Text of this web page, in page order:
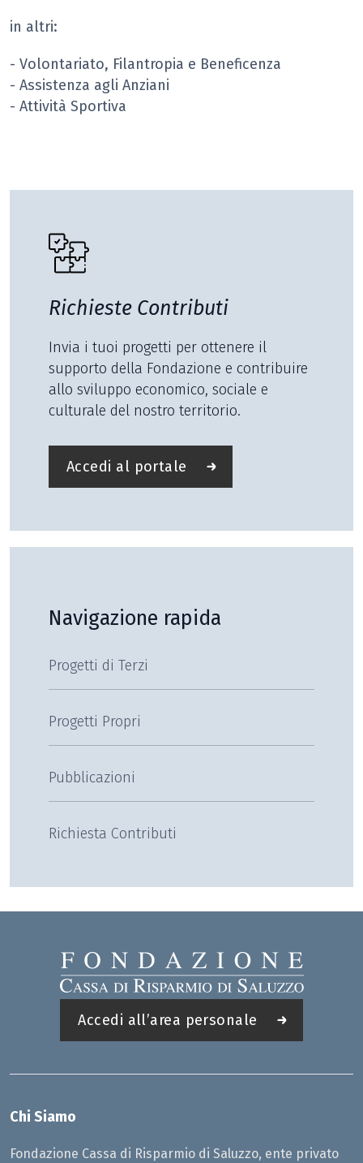
in altri:
- Volontariato, Filantropia e Beneficenza
- Assistenza agli Anziani
- Attività Sportiva
Richieste Contributi
Invia i tuoi progetti per ottenere il
supporto della Fondazione e contribuire
allo sviluppo economico, sociale e
culturale del nostro territorio.
Accedi al portale
Navigazione rapida
Progetti di Terzi
Progetti Propri
Pubblicazioni
Richiesta Contributi
Accedi all’area personale
Chi Siamo
Fondazione Cassa di Risparmio di Saluzzo, ente privato